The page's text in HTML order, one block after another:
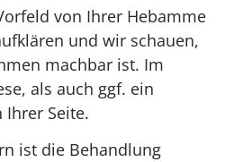
von Ihrer Hebamme
und wir schauen,
machbar ist. Im
als auch ggf. ein
Ihrer Seite.
ist die Behandlung